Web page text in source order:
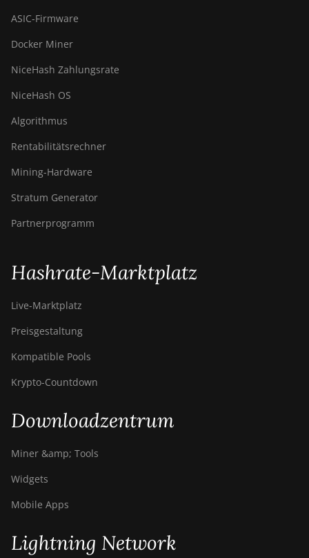
ASIC-Firmware
Docker Miner
NiceHash Zahlungsrate
NiceHash OS
Algorithmus
Rentabilitätsrechner
Mining-Hardware
Stratum Generator
Partnerprogramm
Hashrate-Marktplatz
Live-Marktplatz
Preisgestaltung
Kompatible Pools
Krypto-Countdown
Downloadzentrum
Miner &amp; Tools
Widgets
Mobile Apps
Lightning Network